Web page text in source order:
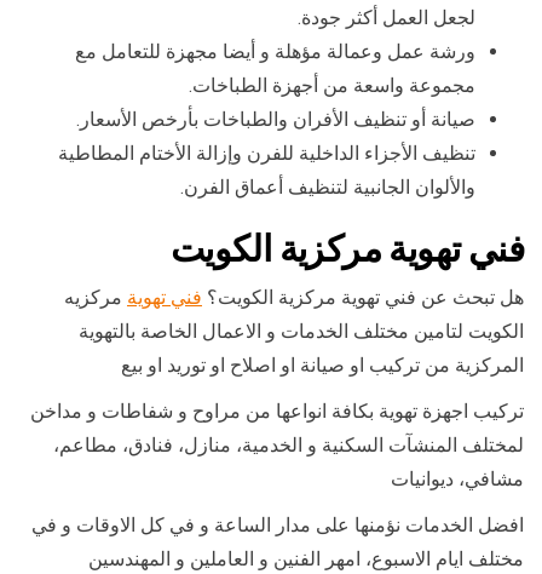
لجعل العمل أكثر جودة.
ورشة عمل وعمالة مؤهلة و أيضا مجهزة للتعامل مع
مجموعة واسعة من أجهزة الطباخات.
صيانة أو تنظيف الأفران والطباخات بأرخص الأسعار.
تنظيف الأجزاء الداخلية للفرن وإزالة الأختام المطاطية
والألوان الجانبية لتنظيف أعماق الفرن.
فني تهوية مركزية الكويت
هل تبحث عن فني تهوية مركزية الكويت؟ فني تهوية مركزيه
الكويت لتامين مختلف الخدمات و الاعمال الخاصة بالتهوية
المركزية من تركيب او صيانة او اصلاح او توريد او بيع
تركيب اجهزة تهوية بكافة انواعها من مراوح و شفاطات و مداخن
لمختلف المنشآت السكنية و الخدمية، منازل، فنادق، مطاعم،
مشافي، ديوانيات
افضل الخدمات نؤمنها على مدار الساعة و في كل الاوقات و في
مختلف ايام الاسبوع، امهر الفنين و العاملين و المهندسين